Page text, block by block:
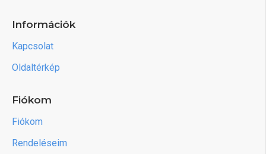
Információk
Kapcsolat
Oldaltérkép
Fiókom
Fiókom
Rendeléseim